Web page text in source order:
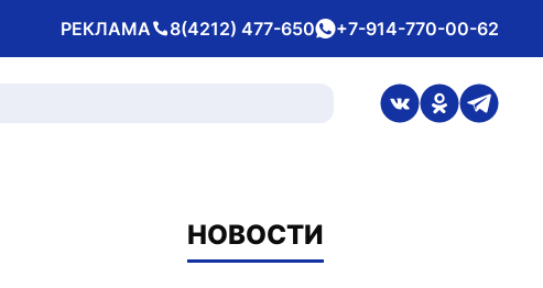
РЕКЛАМА
Телефон 8(4212) 477-650whatsApp
+7-914-770-00-62
ссылка на
ссылка на
НОВОСТИ